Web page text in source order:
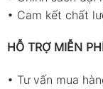
• Cam kết chất
HỖ TRỢ MIỄN
• Tư vấn mua